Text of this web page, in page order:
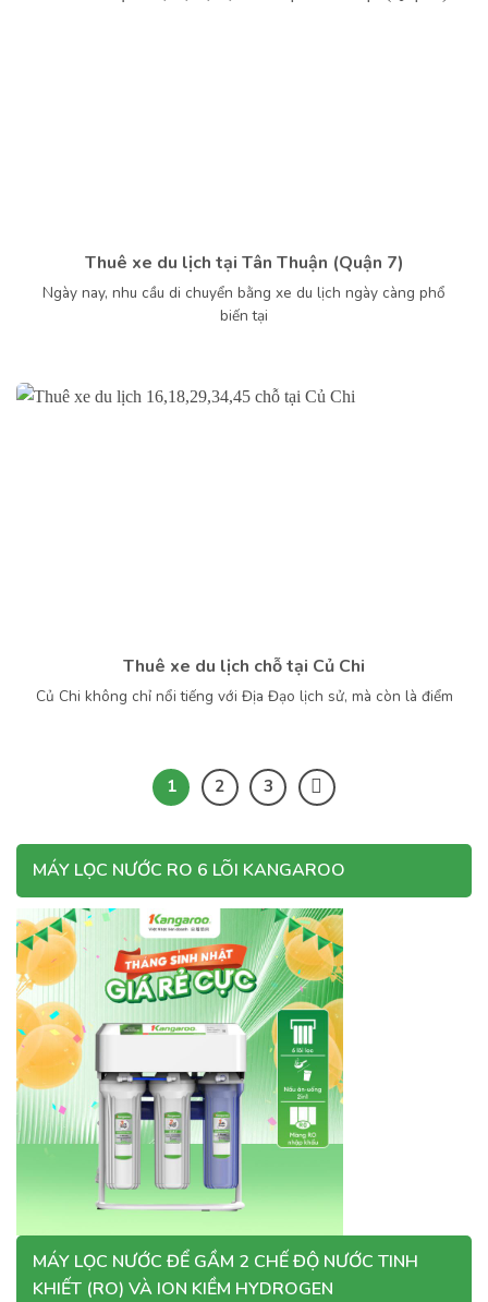
Thuê xe du lịch tại Tân Thuận (Quận 7)
Ngày nay, nhu cầu di chuyển bằng xe du lịch ngày càng phổ
biến tại
Thuê xe du lịch chỗ tại Củ Chi
Củ Chi không chỉ nổi tiếng với Địa Đạo lịch sử, mà còn là điểm
1 2 3
MÁY LỌC NƯỚC RO 6 LÕI KANGAROO
MÁY LỌC NƯỚC ĐỂ GẦM 2 CHẾ ĐỘ NƯỚC TINH
KHIẾT (RO) VÀ ION KIỀM HYDROGEN